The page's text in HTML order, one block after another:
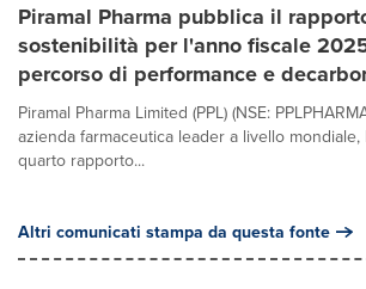
Piramal Pharma pubblica il
sostenibilità per l'anno fiscale
percorso di performance e
Piramal Pharma Limited (PPL) (NSE:
azienda farmaceutica leader a livello
quarto rapporto...
Altri comunicati stampa da questa fonte